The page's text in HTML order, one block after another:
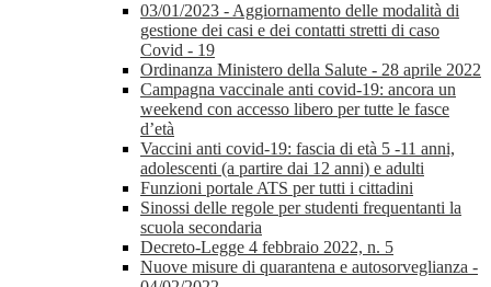
03/01/2023 - Aggiornamento delle modalità di
gestione dei casi e dei contatti stretti di caso
Covid - 19
Ordinanza Ministero della Salute - 28 aprile 2022
Campagna vaccinale anti covid-19: ancora un
weekend con accesso libero per tutte le fasce
d’età
Vaccini anti covid-19: fascia di età 5 -11 anni,
adolescenti (a partire dai 12 anni) e adulti
Funzioni portale ATS per tutti i cittadini
Sinossi delle regole per studenti frequentanti la
scuola secondaria
Decreto-Legge 4 febbraio 2022, n. 5
Nuove misure di quarantena e autosorveglianza -